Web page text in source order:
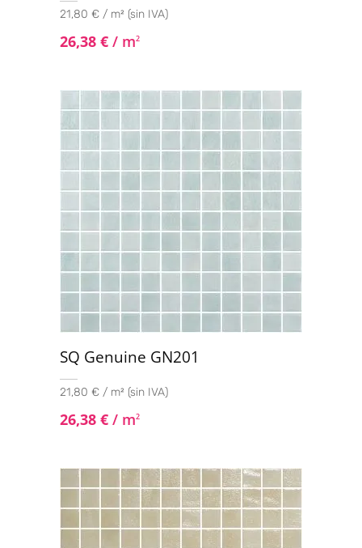
21,80 € / m² (sin IVA)
26,38 € / m2
SQ Genuine GN201
21,80 € / m² (sin IVA)
26,38 € / m2